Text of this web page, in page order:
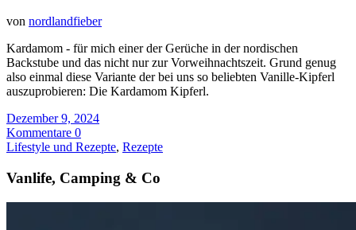
von nordlandfieber
Kardamom - für mich einer der Gerüche in der nordischen
Backstube und das nicht nur zur Vorweihnachtszeit. Grund genug
also einmal diese Variante der bei uns so beliebten Vanille-Kipferl
auszuprobieren: Die Kardamom Kipferl.
Dezember 9, 2024
Kommentare 0
Lifestyle und Rezepte, Rezepte
Vanlife, Camping & Co